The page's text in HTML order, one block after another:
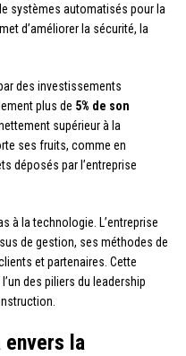
systèmes automatisés pour la
d’améliorer la sécurité, la
des investissements
plus de 5% de son
supérieur à la
ses fruits, comme en
déposés par l’entreprise
à la technologie. L’entreprise
de gestion, ses méthodes de
et partenaires. Cette
des piliers du leadership
envers la